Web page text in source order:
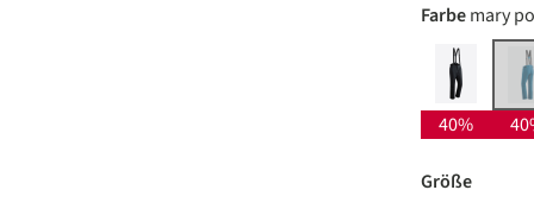
Farbemary
black
40%
Größe